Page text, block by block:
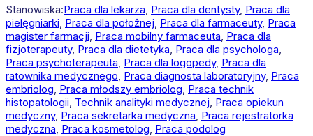
Stanowiska:Praca dla lekarza Praca dla dentysty, Praca dla
pielęgniarki Praca dla położnej Praca dla farmaceuty, Praca
magister farmacji Praca mobilny farmaceuta Praca dla
fizjoterapeuty, Praca dla dietetyka Praca dla psychologa
Praca psychoterapeuta Praca dla logopedy, Praca dla
ratownika medycznego Praca diagnosta laboratoryjny, Praca
embriolog Praca młodszy embriolog Praca technik
histopatologii Technik analityki medycznej Praca opiekun
medyczny, Praca sekretarka medyczna Praca rejestratorka
medyczna Praca kosmetolog Praca podolog